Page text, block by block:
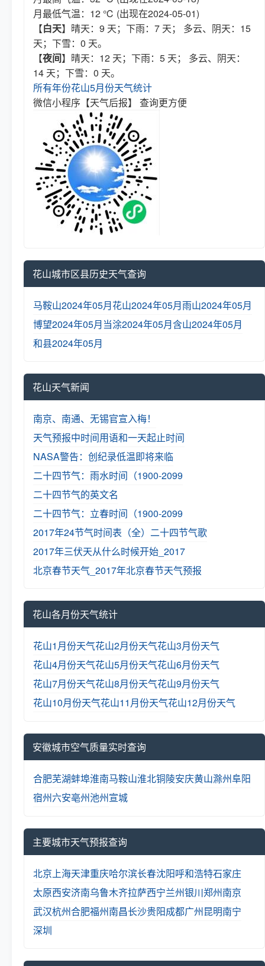
月最低气温：12 ℃ (出现在2024-05-01)
【白天】晴天：9 天；下雨：7 天； 多云、阴天：15
天；下雪：0 天。
【夜间】晴天：12 天；下雨：5 天； 多云、阴天：
14 天；下雪：0 天。
所有年份花山5月份天气统计
微信小程序【天气后报】 查询更方便
花山城市区县历史天气查询
马鞍山2024年05月花山2024年05月雨山2024年05月
博望2024年05月当涂2024年05月含山2024年05月
和县2024年05月
花山天气新闻
南京、南通、无锡官宣入梅！
天气预报中时间用语和一天起止时间
NASA警告：创纪录低温即将来临
二十四节气：雨水时间（1900-2099
二十四节气的英文名
二十四节气：立春时间（1900-2099
2017年24节气时间表（全） 二十四节气歌
2017年三伏天从什么时候开始_2017
北京春节天气_2017年北京春节天气预报
花山各月份天气统计
花山1月份天气花山2月份天气花山3月份天气
花山4月份天气花山5月份天气花山6月份天气
花山7月份天气花山8月份天气花山9月份天气
花山10月份天气花山11月份天气花山12月份天气
安徽城市空气质量实时查询
合肥芜湖蚌埠淮南马鞍山淮北铜陵安庆黄山滁州阜阳
宿州六安亳州池州宣城
主要城市天气预报查询
北京 上海天津重庆哈尔滨长春沈阳呼和浩特石家庄
太原西安济南乌鲁木齐拉萨西宁兰州银川郑州南京
武汉杭州合肥福州南昌长沙贵阳成都广州昆明南宁
深圳